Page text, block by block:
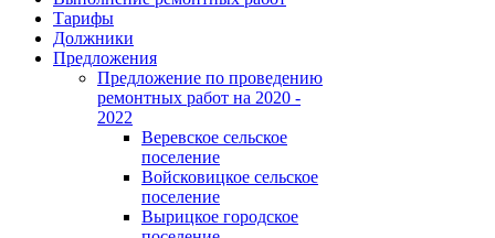
Тарифы
Должники
Предложения
Предложение по проведению
ремонтных работ на 2020 -
2022
Веревское сельское
поселение
Войсковицкое сельское
поселение
Вырицкое городское